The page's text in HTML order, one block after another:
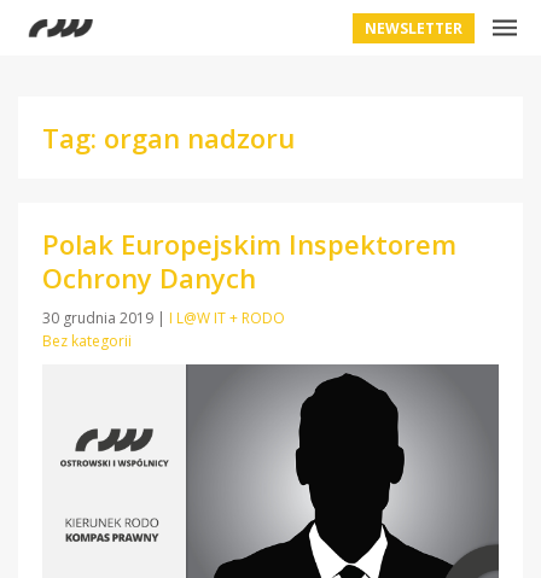
NEWSLETTER
Tag: organ nadzoru
Polak Europejskim Inspektorem
Ochrony Danych
30 grudnia 2019 | I L@W IT + RODO
Bez kategorii